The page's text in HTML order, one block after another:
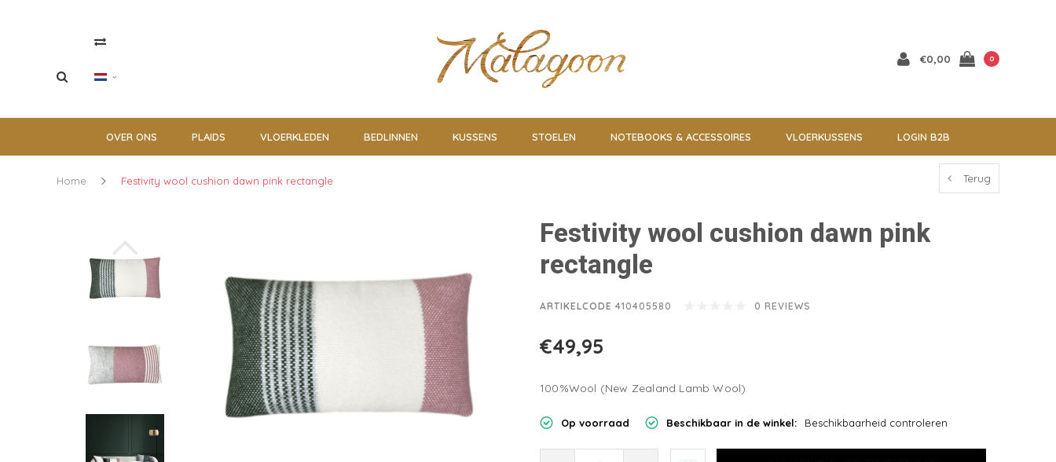
€0,00 0
OVER ONS PLAIDS VLOERKLEDEN BEDLINNEN KUSSENS STOELEN NOTEBOOKS & ACCESSOIRES VLOERKUSSENS LOGIN B2B
Home Festivity wool cushion dawn pink rectangle Terug
Festivity wool cushion dawn pink
rectangle
ARTIKELCODE 410405580 0 REVIEWS
€49,95
100%Wool (New Zealand Lamb Wool)
Op voorraad Beschikbaar in de winkel: Beschikbaarheid controleren